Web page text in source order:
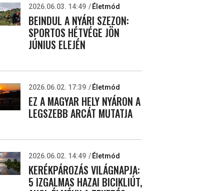
2026.06.03. 14:49 Életmód
BEINDUL A NYÁRI SZEZON:
SPORTOS HÉTVÉGE JÖN
JÚNIUS ELEJÉN
2026.06.02. 17:39 Életmód
EZ A MAGYAR HELY NYÁRON A
LEGSZEBB ARCÁT MUTATJA
2026.06.02. 14:49 Életmód
KERÉKPÁROZÁS VILÁGNAPJA:
5 IZGALMAS HAZAI BICIKLIÚT,